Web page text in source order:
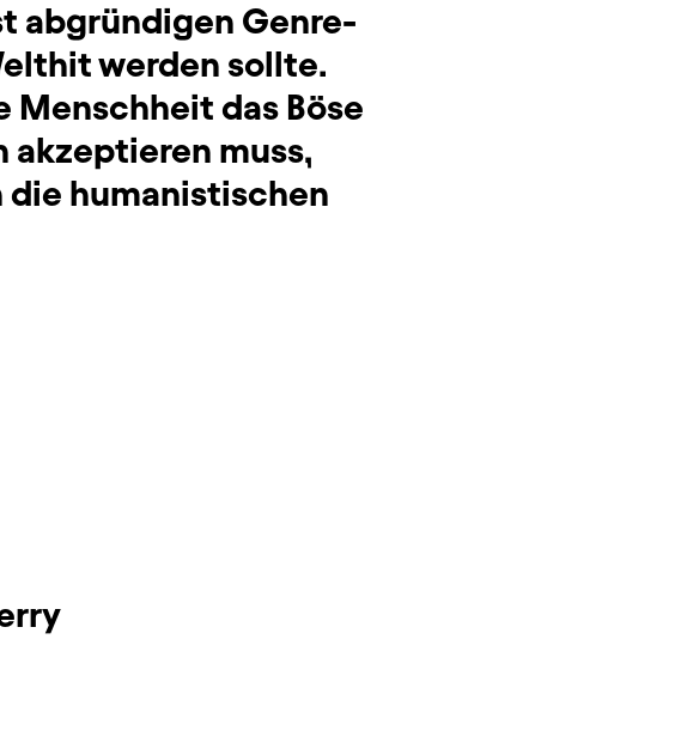
abgründigen Genre-
werden sollte.
Menschheit das Böse
akzeptieren muss,
humanistischen